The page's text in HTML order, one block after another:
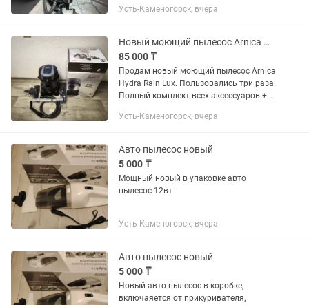
пользовались не много. Работает
через воду, что сокращает количество
Усть-Каменогорск, вчера
Новый моющий пылесос Arnica Hydra Rain Lux
85 000 ₸
Продам новый моющий пылесос Arnica
Hydra Rain Lux. Пользовались три раза.
Полный комплект всех аксессуаров +
ароматизатор. Подходит как для сухой
Усть-Каменогорск, вчера
Авто пылесос новый
5 000 ₸
Мощный новый в упаковке авто
пылесос 12вт
Усть-Каменогорск, вчера
Авто пылесос новый
5 000 ₸
Новый авто пылесос в коробке,
включаяется от прикуривателя,